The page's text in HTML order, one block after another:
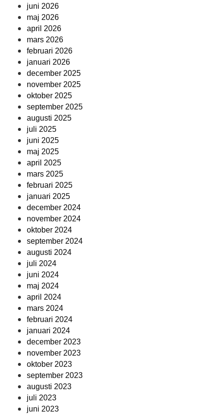
juni 2026
maj 2026
april 2026
mars 2026
februari 2026
januari 2026
december 2025
november 2025
oktober 2025
september 2025
augusti 2025
juli 2025
juni 2025
maj 2025
april 2025
mars 2025
februari 2025
januari 2025
december 2024
november 2024
oktober 2024
september 2024
augusti 2024
juli 2024
juni 2024
maj 2024
april 2024
mars 2024
februari 2024
januari 2024
december 2023
november 2023
oktober 2023
september 2023
augusti 2023
juli 2023
juni 2023